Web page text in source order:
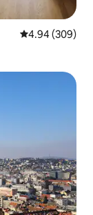
Meánrátáil
4.94 (309)